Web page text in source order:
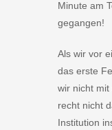
Minute am
gegangen!
Als wir vor
das erste
wir nicht
recht nicht
Institution